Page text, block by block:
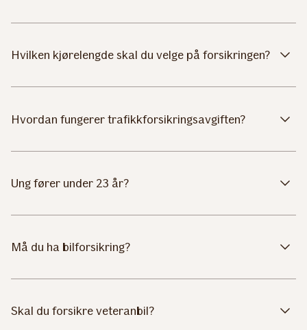
Hvilken kjørelengde skal du velge på forsikringen?
Hvordan fungerer trafikkforsikringsavgiften?
Ung fører under 23 år?
Må du ha bilforsikring?
Skal du forsikre veteranbil?